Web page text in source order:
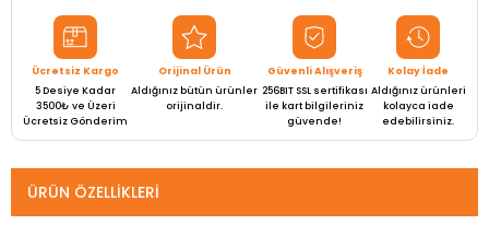
Ücretsiz Kargo
5 Desiye Kadar
3500₺ ve Üzeri
Ücretsiz Gönderim
Orijinal Ürün
Aldığınız bütün ürünler
orijinaldir.
Güvenli Alışveriş
256BIT SSL sertifikası
ile kart bilgileriniz
güvende!
Kolay İade
Aldığınız ürünleri
kolayca iade
edebilirsiniz.
ÜRÜN ÖZELLIKLERI